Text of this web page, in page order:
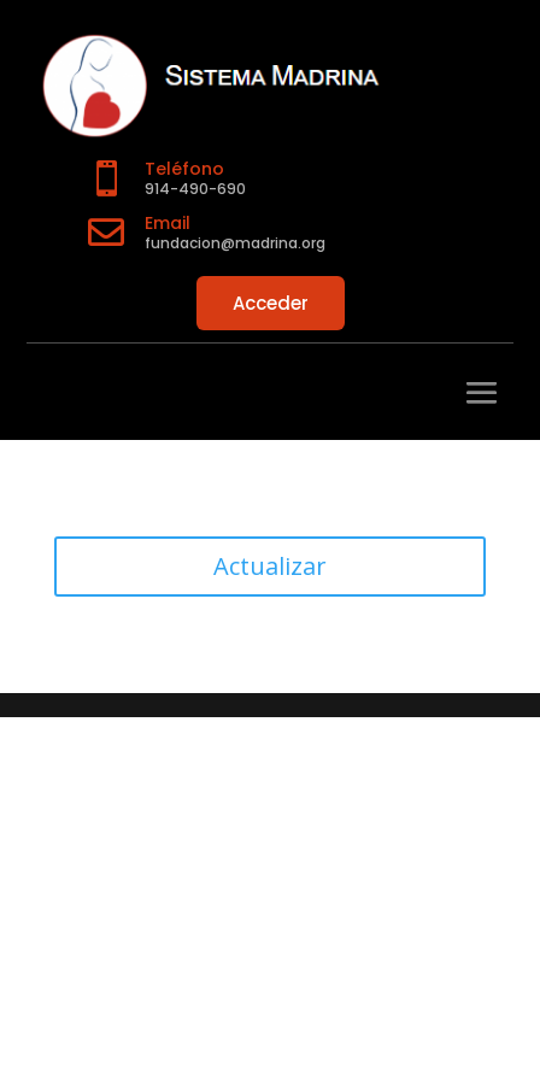
 Teléfono
914-490-690
 Email
fundacion@madrina.org
Acceder
Actualizar